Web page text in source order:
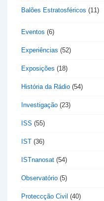
Balões Estratosféricos (11)
Eventos (6)
Experiências (52)
Exposições (18)
História da Rádio (54)
Investigação (23)
ISS (55)
IST (36)
ISTnanosat (54)
Observatório (5)
Proteccção Civil (40)